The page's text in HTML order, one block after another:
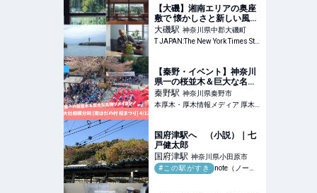
【大磯】湘南エリアの奥座
敷で 懐かしさと新しい風を
体感＜まとめ＞ 日本のロー
カルトレジャーを探す旅
大磯駅 神奈川県中郡大磯町
T JAPAN:The New York Times Style Magazine 公式サイト
【秦野・イベント】神奈川
県一の桜並木＆巨大な名物
ソメイヨシノがお出迎え！
出雲大社相模分祠「南はだ
の村 桜まつり」4月12日ま
情報メディア 厚木らぼ
秦野駅 神奈川県秦野市
本厚木・厚木情報メディア 厚木らぼ
国府津駅へ （小説）｜七
戸健太郎
国府津駅 神奈川県小田原市
#この駅がすき
note（ノート）